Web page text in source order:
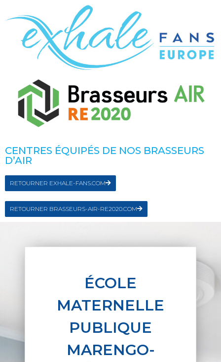
CENTRES ÉQUIPÉS DE NOS BRASSEURS
D’AIR
RETOURNER EXHALE-FANS.COM
RETOURNER BRASSEURS-AIR-RE2020.COM
ÉCOLE
MATERNELLE
PUBLIQUE
MARENGO-